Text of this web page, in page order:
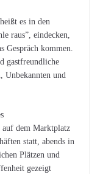
heißt es in den
raus”, eindecken,
Gespräch kommen.
gastfreundliche
Unbekannten und
auf dem Marktplatz
statt, abends in
Plätzen und
gezeigt